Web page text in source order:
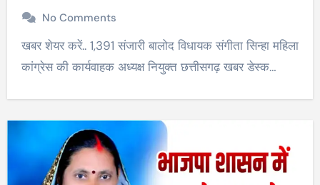
No Comments
खबर शेयर करें.. 1,391 संजारी बालोद विधायक संगीता सिन्हा महिला
कांग्रेस की कार्यवाहक अध्यक्ष नियुक्त छत्तीसगढ़ खबर डेस्क…